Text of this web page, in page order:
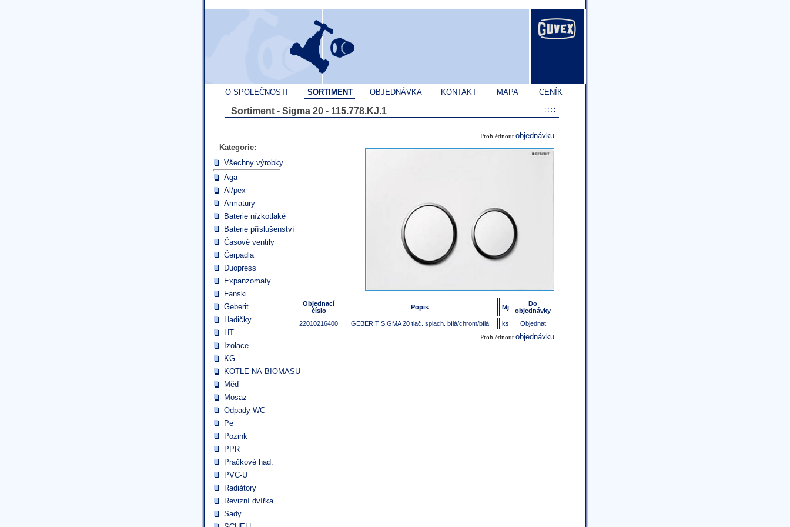
O SPOLEČNOSTI SORTIMENT OBJEDNÁVKA KONTAKT MAPA CENÍK
Sortiment - Sigma 20 - 115.778.KJ.1
Kategorie:
Všechny výrobky
Aga
Al/pex
Armatury
Baterie nízkotlaké
Baterie příslušenství
Časové ventily
Čerpadla
Duopress
Expanzomaty
Fanski
Geberit
Hadičky
HT
Izolace
KG
KOTLE NA BIOMASU
Měď
Mosaz
Odpady WC
Pe
Pozink
PPR
Pračkové had.
PVC-U
Radiátory
Revizní dvířka
Sady
Prohlédnout objednávku
Objednací
číslo
Popis Mj
Do
objednávky
22010216400
GEBERIT SIGMA 20 tlač. splach. bílá/chrom/bílá ks Objednat
Prohlédnout objednávku